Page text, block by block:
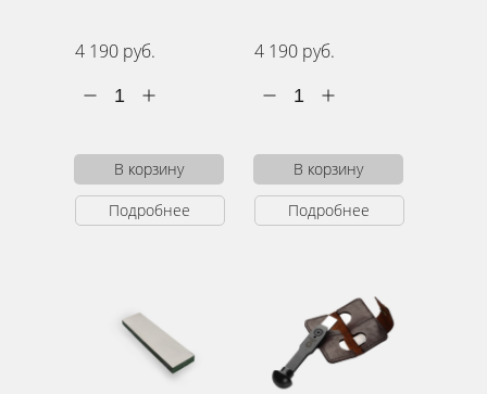
4 190 руб.
1
В корзину
Подробнее
4 190 руб.
1
В корзину
Подробнее